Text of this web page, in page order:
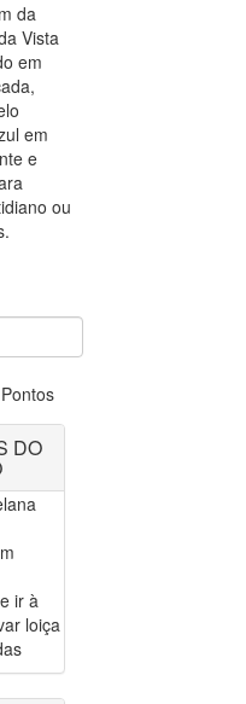
da
Vista
em
em
e
ou
DO
ir à
loiça